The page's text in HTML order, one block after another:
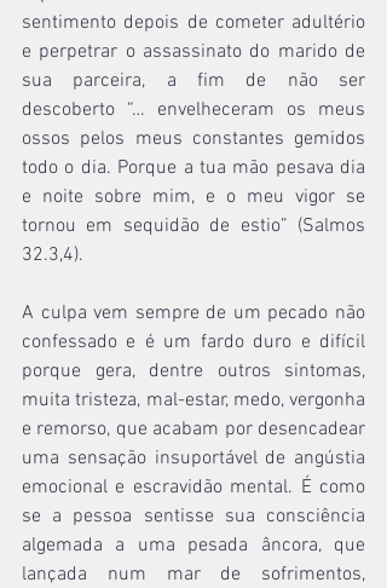
sentimento depois de cometer adultério
e perpetrar o assassinato do marido de
sua parceira, a fim de não ser
descoberto “… envelheceram os meus
ossos pelos meus constantes gemidos
todo o dia. Porque a tua mão pesava dia
e noite sobre mim, e o meu vigor se
tornou em sequidão de estio” (Salmos
32.3,4).
A culpa vem sempre de um pecado não
confessado e é um fardo duro e difícil
porque gera, dentre outros sintomas,
muita tristeza, mal-estar, medo, vergonha
e remorso, que acabam por desencadear
uma sensação insuportável de angústia
emocional e escravidão mental. É como
se a pessoa sentisse sua consciência
algemada a uma pesada âncora, que
lançada num mar de sofrimentos,